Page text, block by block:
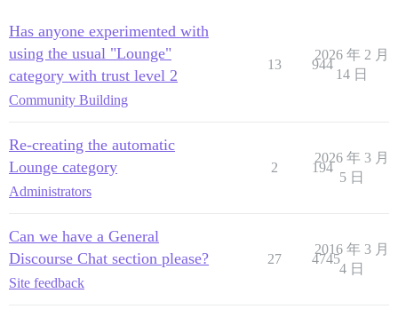
Has anyone experimented with
using the usual "Lounge"
category with trust level 2
Community Building
13 944
2026 年 2 月
14 日
Re-creating the automatic
Lounge category
Administrators
2 194
2026 年 3 月
5 日
Can we have a General
Discourse Chat section please?
Site feedback
27 4745
2016 年 3 月
4 日